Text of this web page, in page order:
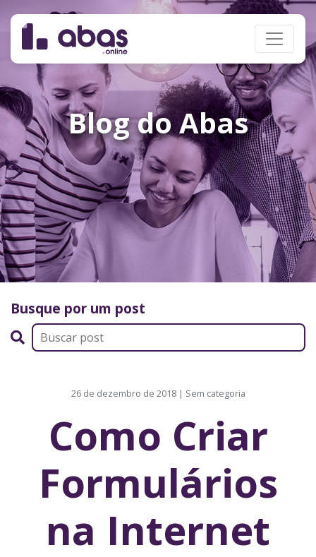
Blog do Abas
Busque por um post
26 de dezembro de 2018 | Sem categoria
Como Criar
Formulários
na Internet